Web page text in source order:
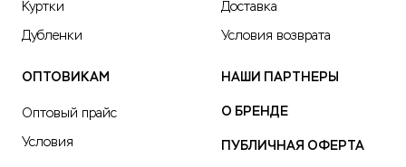
Куртки
Дубленки
Доставка
Условия возврата
ОПТОВИКАМ
Оптовый прайс
Условия
НАШИ ПАРТНЕРЫ
О БРЕНДЕ
ПУБЛИЧНАЯ ОФЕРТА